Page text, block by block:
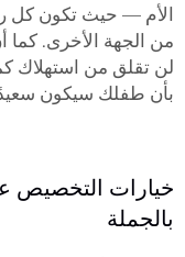
الأم — حيث تكون كل
من الجهة الأخرى. كما
لن تقلق من استهلاك
بأن طفلك سيكون
خيارات التخصيص
بالجملة